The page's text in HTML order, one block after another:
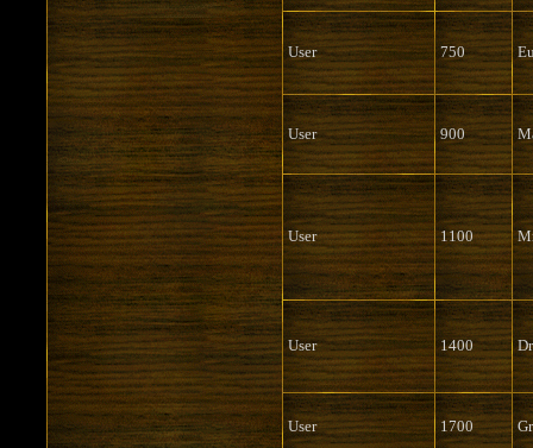
User 750
User 900
User 1100
User 1400
User 1700